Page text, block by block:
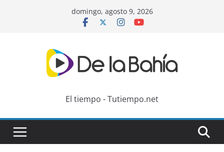
domingo, agosto 9, 2026
El tiempo - Tutiempo.net